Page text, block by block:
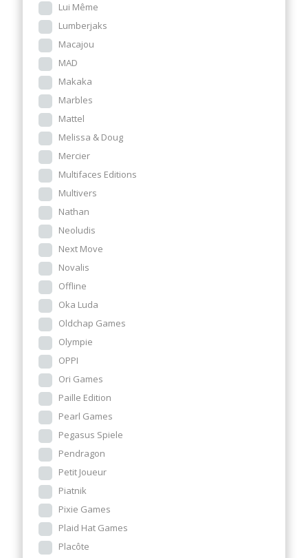
Lui Même
Lumberjaks
Macajou
MAD
Makaka
Marbles
Mattel
Melissa & Doug
Mercier
Multifaces Editions
Multivers
Nathan
Neoludis
Next Move
Novalis
Offline
Oka Luda
Oldchap Games
Olympie
OPPI
Ori Games
Paille Edition
Pearl Games
Pegasus Spiele
Pendragon
Petit Joueur
Piatnik
Pixie Games
Plaid Hat Games
Placôte